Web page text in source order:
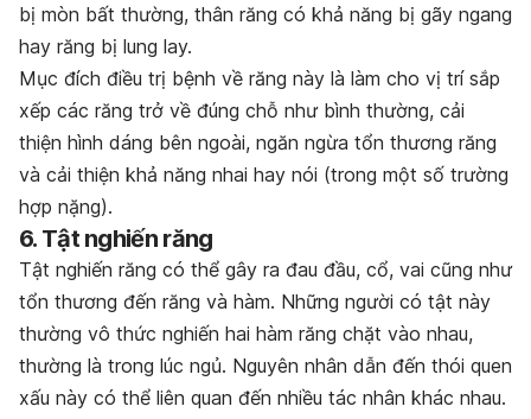
bị mòn bất thường, thân răng có khả năng bị gãy ngang
hay răng bị lung lay.
Mục đích điều trị bệnh về răng này là làm cho vị trí sắp
xếp các răng trở về đúng chỗ như bình thường, cải
thiện hình dáng bên ngoài, ngăn ngừa tổn thương răng
và cải thiện khả năng nhai hay nói (trong một số trường
hợp nặng).
6. Tật nghiến răng
Tật nghiến răng có thể gây ra đau đầu, cổ, vai cũng như
tổn thương đến răng và hàm. Những người có tật này
thường vô thức nghiến hai hàm răng chặt vào nhau,
thường là trong lúc ngủ. Nguyên nhân dẫn đến thói quen
xấu này có thể liên quan đến nhiều tác nhân khác nhau.